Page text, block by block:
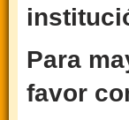
Para
favor